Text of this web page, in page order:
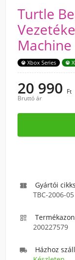
Turtle
Machine
Xbox Series
20 990 Ft
Bruttó ár

Gyártói
TBC-2006-05

200227579

Házhoz